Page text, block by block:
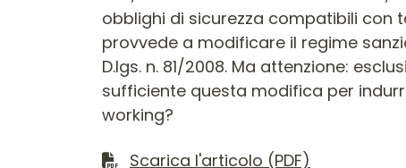
Scarica l'articolo (PDF)